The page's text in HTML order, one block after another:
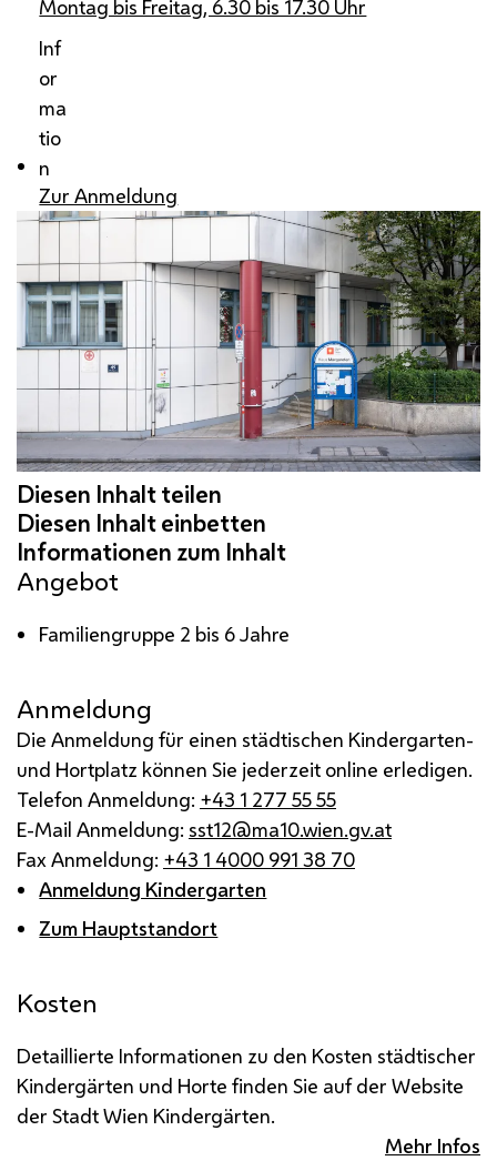
Montag bis Freitag, 6.30 bis 17.30 Uhr
Inf
or
ma
tio
n
Zur Anmeldung
Angebot
Familiengruppe 2 bis 6 Jahre
Anmeldung
Die Anmeldung für einen städtischen Kindergarten-
und Hortplatz können Sie jederzeit online erledigen.
Telefon Anmeldung: +43 1 277 55 55
E-Mail Anmeldung: sst12@ma10.wien.gv.at
Fax Anmeldung: +43 1 4000 991 38 70
Anmeldung Kindergarten
Zum Hauptstandort
Kosten
Detaillierte Informationen zu den Kosten städtischer
Kindergärten und Horte finden Sie auf der Website
der Stadt Wien Kindergärten.
Mehr Infos